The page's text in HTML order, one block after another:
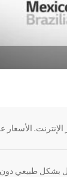
بشكل طبيعي